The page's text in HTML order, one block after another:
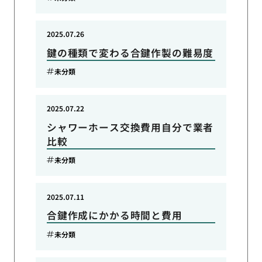
鍵の種類で変わる合鍵作製の難易度
2025.07.26
未分類
シャワーホース交換費用自分で業者
比較
2025.07.22
未分類
合鍵作成にかかる時間と費用
2025.07.11
未分類